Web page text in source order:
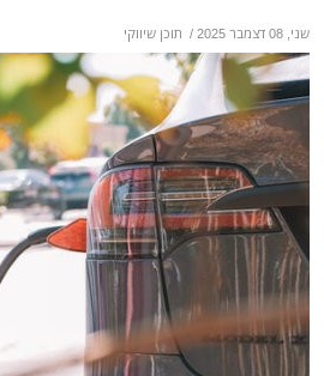
שני, 08 דצמבר 2025 / תוכן שיווקי